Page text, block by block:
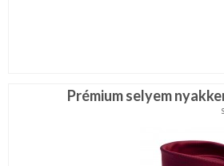
Prémium selyem